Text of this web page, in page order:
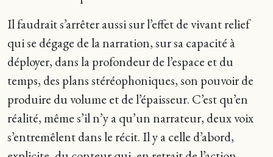
Il faudrait s’arrêter aussi sur l’effet de vivant relief
qui se dégage de la narration, sur sa capacité à
déployer, dans la profondeur de l’espace et du
temps, des plans stéréophoniques, son pouvoir de
produire du volume et de l’épaisseur. C’est qu’en
réalité, même s’il n’y a qu’un narrateur, deux voix
s’entremêlent dans le récit. Il y a celle d’abord,